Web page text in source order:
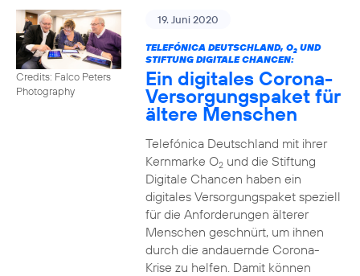
Credits: Falco Peters
Photography
19. Juni 2020
TELEFÓNICA DEUTSCHLAND, O2UND
STIFTUNG DIGITALE CHANCEN:
Ein digitales Corona-
Versorgungspaket für
ältere Menschen
Telefónica Deutschland mit ihrer
Kernmarke O2und die Stiftung
Digitale Chancen haben ein
digitales Versorgungspaket speziell
für die Anforderungen älterer
Menschen geschnürt, um ihnen
durch die andauernde Corona-
Krise zu helfen. Damit können